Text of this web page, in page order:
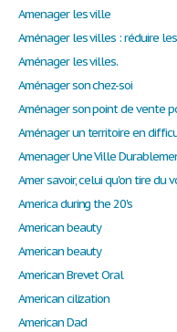
Amenager les ville
Aménager les villes : réduire
Aménager les villes.
Aménager son chez-soi
Aménager son point de vente
Aménager un territoire en
Amer savoir, celui qu'on tire du
America during the 20's
American beauty
American beauty
American Brevet Oral
American cilization
American Dad